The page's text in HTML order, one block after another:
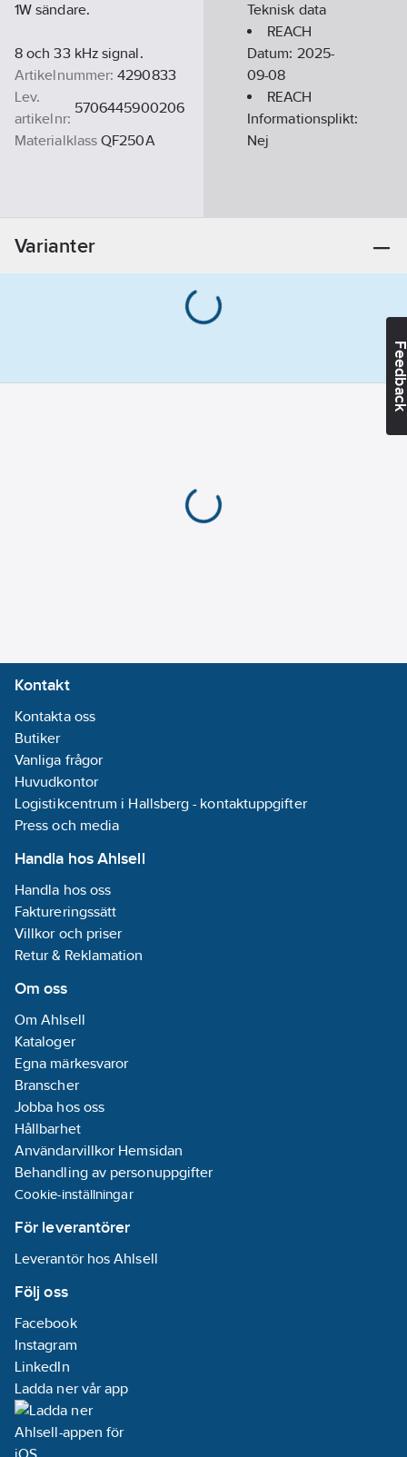
1W sändare.
8 och 33 kHz signal.
Artikelnummer: 4290833
Lev.
artikelnr:
5706445900206
Materialklass QF250A
Teknisk data
REACH
Datum: 2025-
09-08
REACH
Informationsplikt:
Nej
Varianter
Kontakt
Kontakta oss
Butiker
Vanliga frågor
Huvudkontor
Logistikcentrum i Hallsberg - kontaktuppgifter
Press och media
Handla hos Ahlsell
Handla hos oss
Faktureringssätt
Villkor och priser
Retur & Reklamation
Om oss
Om Ahlsell
Kataloger
Egna märkesvaror
Branscher
Jobba hos oss
Hållbarhet
Användarvillkor Hemsidan
Behandling av personuppgifter
Cookie-inställningar
För leverantörer
Leverantör hos Ahlsell
Följ oss
Facebook
Instagram
LinkedIn
Ladda ner vår app